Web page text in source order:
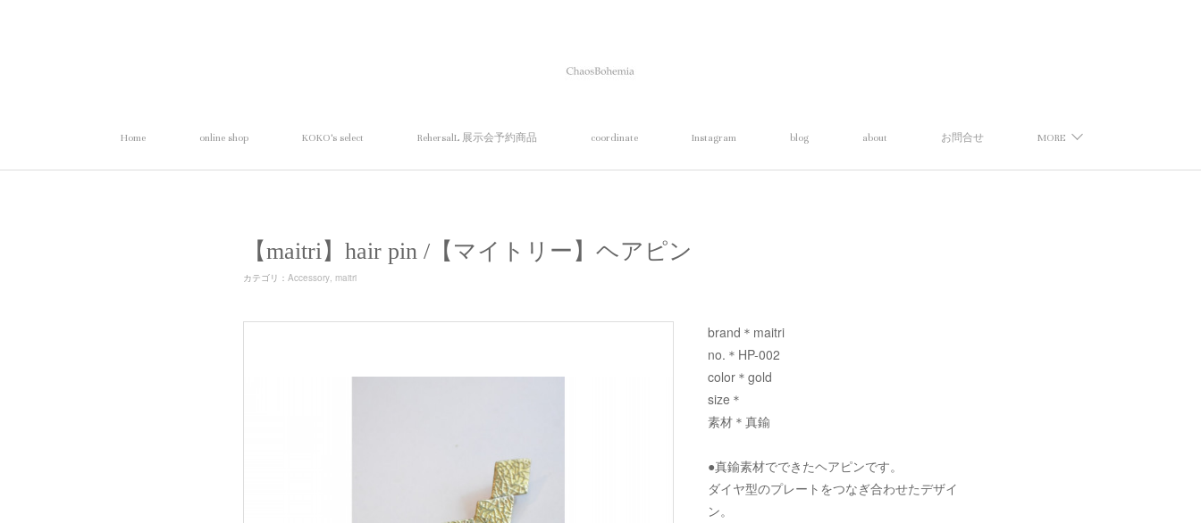
Home online shop KOKO's select RehersalL 展示会予約商品 coordinate Instagram blog about お問合せ MORE
【maitri】hair pin /【マイトリー】ヘアピン
カテゴリ ： Accessory maitri
brand＊maitri
no.＊HP-002
color＊gold
size＊
素材＊真鍮
●真鍮素材でできたヘアピンです。
ダイヤ型のプレートをつなぎ合わせたデザイ
ン。